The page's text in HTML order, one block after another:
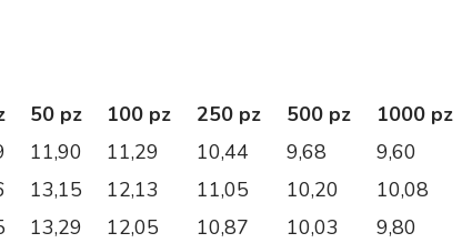
50 pz 100 pz 250 pz 500 pz 1000 pz
11,90 11,29 10,44 9,68 9,60
13,15 12,13 11,05 10,20 10,08
13,29 12,05 10,87 10,03 9,80